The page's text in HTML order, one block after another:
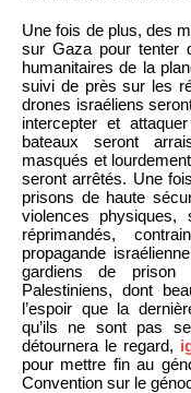
Une fois de plus, des
sur Gaza pour tenter
humanitaires de la
suivi de près sur les
drones israéliens
intercepter et
bateaux seront
masqués et
seront arrêtés. Une
prisons de haute
violences physiques,
réprimandés,
propagande
gardiens de
Palestiniens, dont
l’espoir que la
qu’ils ne sont pas
détournera le regard,
pour mettre fin au
Convention sur le